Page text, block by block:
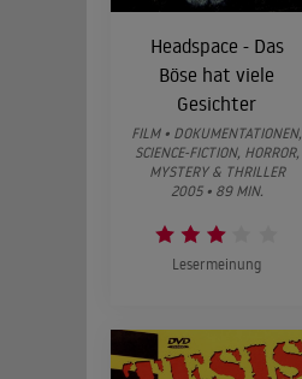
Headspace - Das
Böse hat viele
Gesichter
FILM • DOKUMENTATIONEN,
SCIENCE-FICTION, HORROR,
MYSTERY & THRILLER
2005 • 89 MIN.
Lesermeinung